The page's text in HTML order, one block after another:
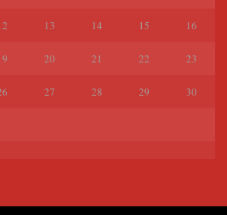
13 14 15 16
20 21 22 23
27 28 29 30